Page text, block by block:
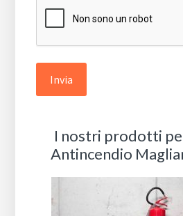
I nostri prodotti
Antincendio